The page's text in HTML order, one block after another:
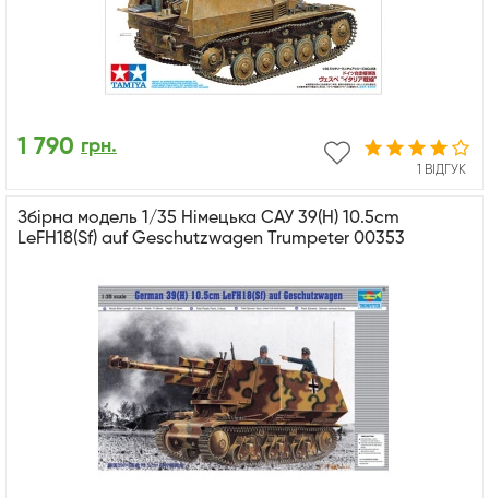
1 ВІДГУК
1 790 грн.
Збірна модель 1/35 Німецька САУ 39(H) 10.5cm
LeFH18(Sf) auf Geschutzwagen Trumpeter 00353